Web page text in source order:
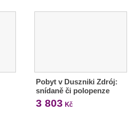
Pobyt v Duszniki Zdrój:
snídaně či polopenze
3 803 Kč